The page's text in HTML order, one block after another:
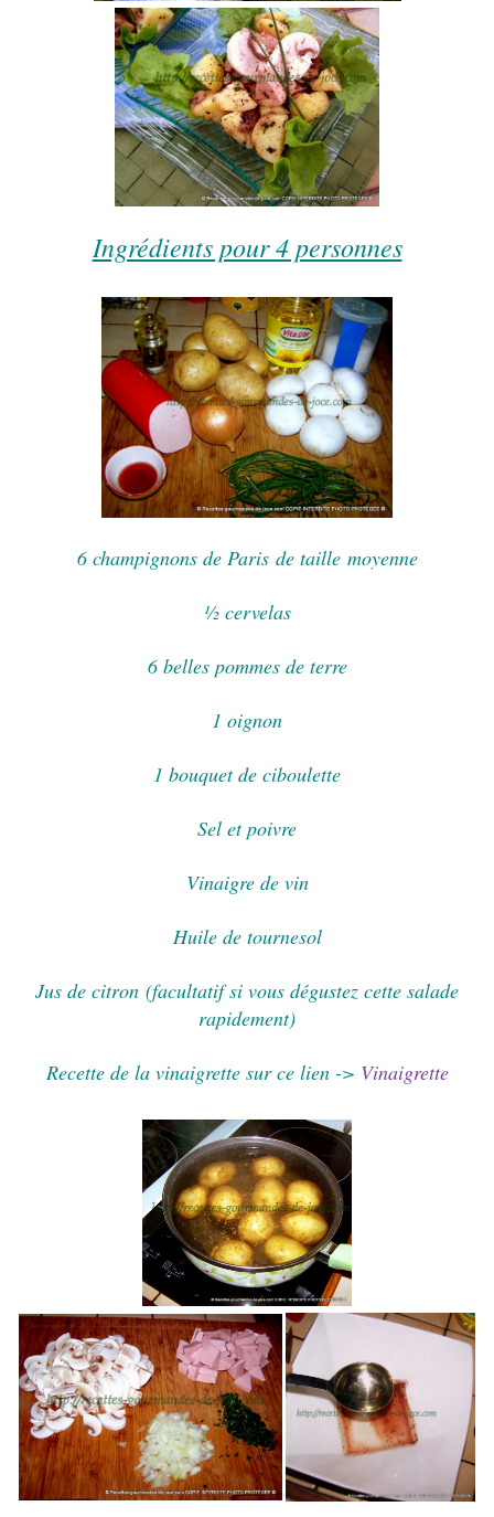
Ingrédients pour 4 personnes
6 champignons de Paris de taille moyenne
½ cervelas
6 belles pommes de terre
1 oignon
1 bouquet de ciboulette
Sel et poivre
Vinaigre de vin
Huile de tournesol
Jus de citron (facultatif si vous dégustez cette salade
rapidement)
Recette de la vinaigrette sur ce lien -> Vinaigrette